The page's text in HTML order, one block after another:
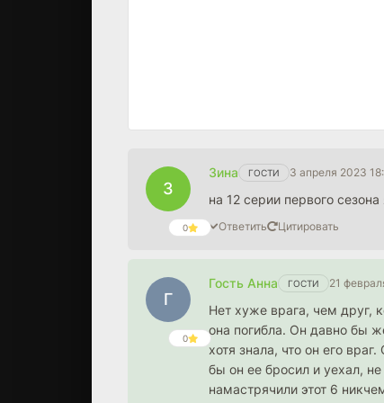
0
З
Зина ГОСТИ 3 апреля 2023
на 12 серии первого
Ответить Цитировать
0
Г
Гость Анна ГОСТИ 21
Нет хуже врага, чем друг,
она погибла. Он давно бы
хотя знала, что он его
бы он ее бросил и уехал,
намастрячили этот 6